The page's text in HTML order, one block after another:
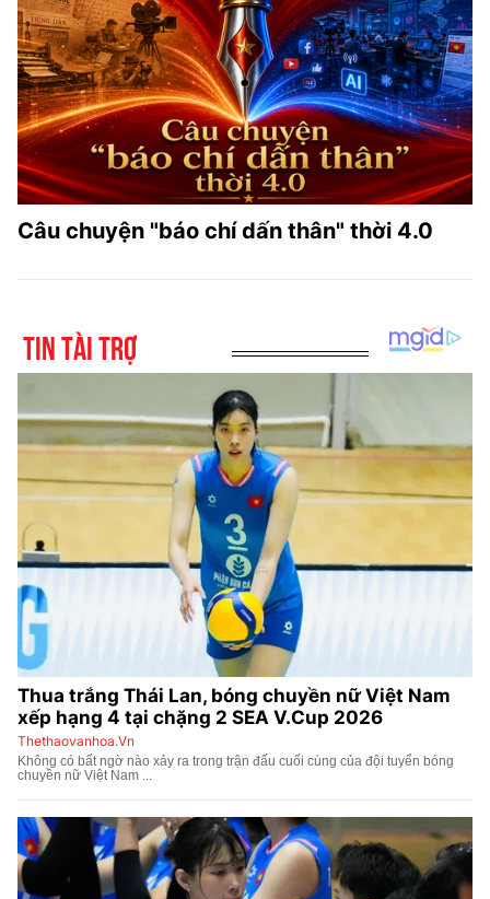
Câu chuyện "báo chí dấn thân" thời 4.0